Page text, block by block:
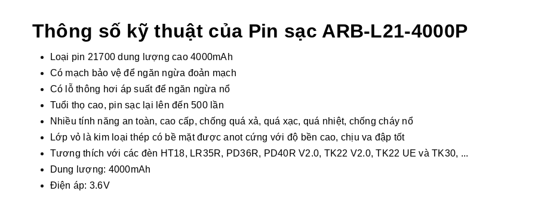
Thông số kỹ thuật của Pin sạc ARB-L21-4000P
Loại pin 21700 dung lượng cao 4000mAh
Có mạch bảo vệ để ngăn ngừa đoản mạch
Có lỗ thông hơi áp suất để ngăn ngừa nổ
Tuổi thọ cao, pin sạc lại lên đến 500 lần
Nhiều tính năng an toàn, cao cấp, chống quá xả, quá xạc, quá nhiệt, chống cháy nổ
Lớp vỏ là kim loại thép có bề mặt được anot cứng với độ bền cao, chịu va đập tốt
Tương thích với các đèn HT18, LR35R, PD36R, PD40R V2.0, TK22 V2.0, TK22 UE và TK30, ...
Dung lượng: 4000mAh
Điện áp: 3.6V